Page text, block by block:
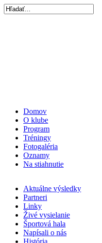
Domov
O klube
Program
Tréningy
Fotogaléria
Oznamy
Na stiahnutie
Aktuálne výsledky
Partneri
Linky
Živé vysielanie
Športová hala
Napísali o nás
História